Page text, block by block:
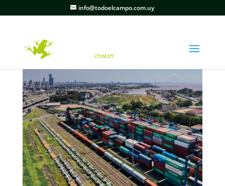
info@todoelcampo.com.uy